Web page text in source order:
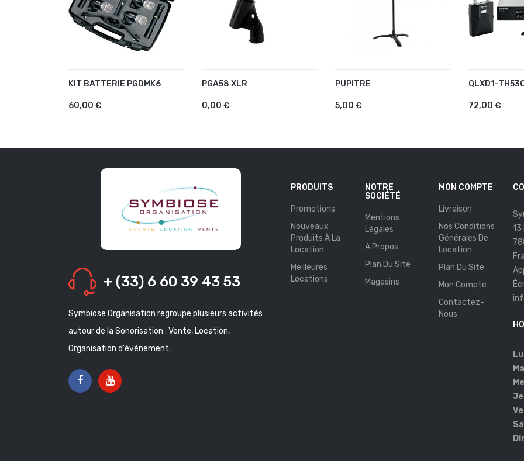
KIT BATTERIE PGDMK6
60,00 €
AJOUTER AU PANIER PGA58 XLR
0,00 €
AJOUTER AU PANIER PUPITRE
5,00 €
AJOUTER AU PANIER QLXD1-
72,00 €
AJOUTER
+ (33) 6 60 39 43 53
Symbiose Organisation regroupe plusieurs activités
autour de la Sonorisation : Vente, Location,
Organisation d'événement.
PRODUITS
Promotions
Nouveaux
Produits À La
Location
Meilleures
Locations
NOTRE
SOCIÉTÉ
Mentions
Légales
A Propos
Plan Du Site
Magasins
MON COMPTE
Livraison
Nos Conditions
Générales De
Location
Plan Du Site
Mon Compte
Contactez-
Nous